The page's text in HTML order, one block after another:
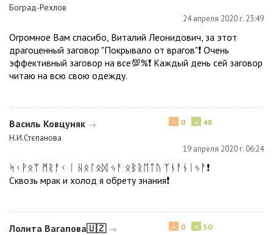
Боград-Рехлов
24 апреля 2020 г. 23:49
Огромное Вам спасибо, Виталий Леонидович, за этот
драгоценный заговор "Покрывало от врагов"❗ Очень
эффективный заговор на все💯%❗ Каждый день сей заговор
читаю на всю свою одежду.
Василь Ковцуняк →
Н.И.Стєпанова
+ 48
− 0
19 апреля 2020 г. 06:24
ᛋᚲᚹᛟᛉ ᛗᚱᚨᚲ ᛁ ᚺᛟᛚᛟᛞ ᛃᚨ ᛟᛒᚱᛖᛏᚢ ᛉᚾᚨᚾᛁᛃᚨ❗
Сквозь мрак и холод я обрету знания❗
Лолита Вагапова🇺🇿 →
+ 50
− 0